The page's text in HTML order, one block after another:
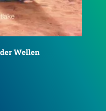
Wellen